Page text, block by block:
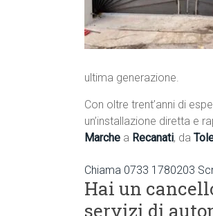
ultima generazione.
Con oltre trent’anni di
un’installazione diretta e
Marche a Recanati, da
Chiama 0733 1780203
Hai un
servizi di